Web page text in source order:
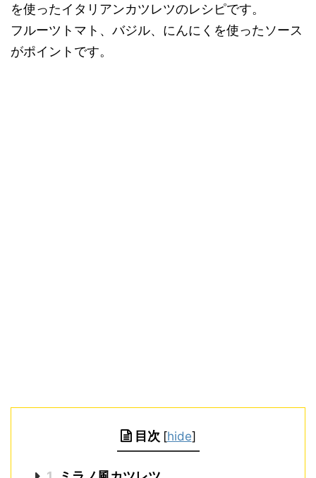
を使ったイタリアンカツレツのレシピです。
フルーツトマト、バジル、にんにくを使ったソース
がポイントです。
目次 [hide]